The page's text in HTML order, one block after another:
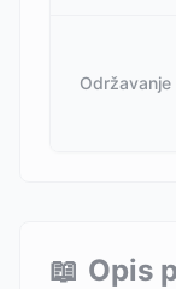
Održavanje
📖 Opis